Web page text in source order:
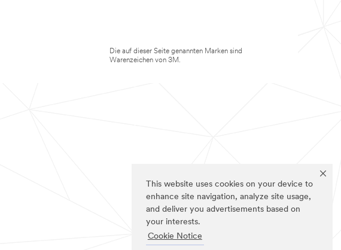
This website uses cookies on your device to
enhance site navigation, analyze site usage,
and deliver you advertisements based on
your interests.
Cookie Notice
Die auf dieser Seite genannten Marken sind
Warenzeichen von 3M.